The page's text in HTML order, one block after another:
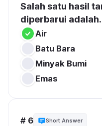
Salah satu hasil
diperbarui
Air
Batu Bara
Minyak Bumi
Emas
# 6 Short Answer